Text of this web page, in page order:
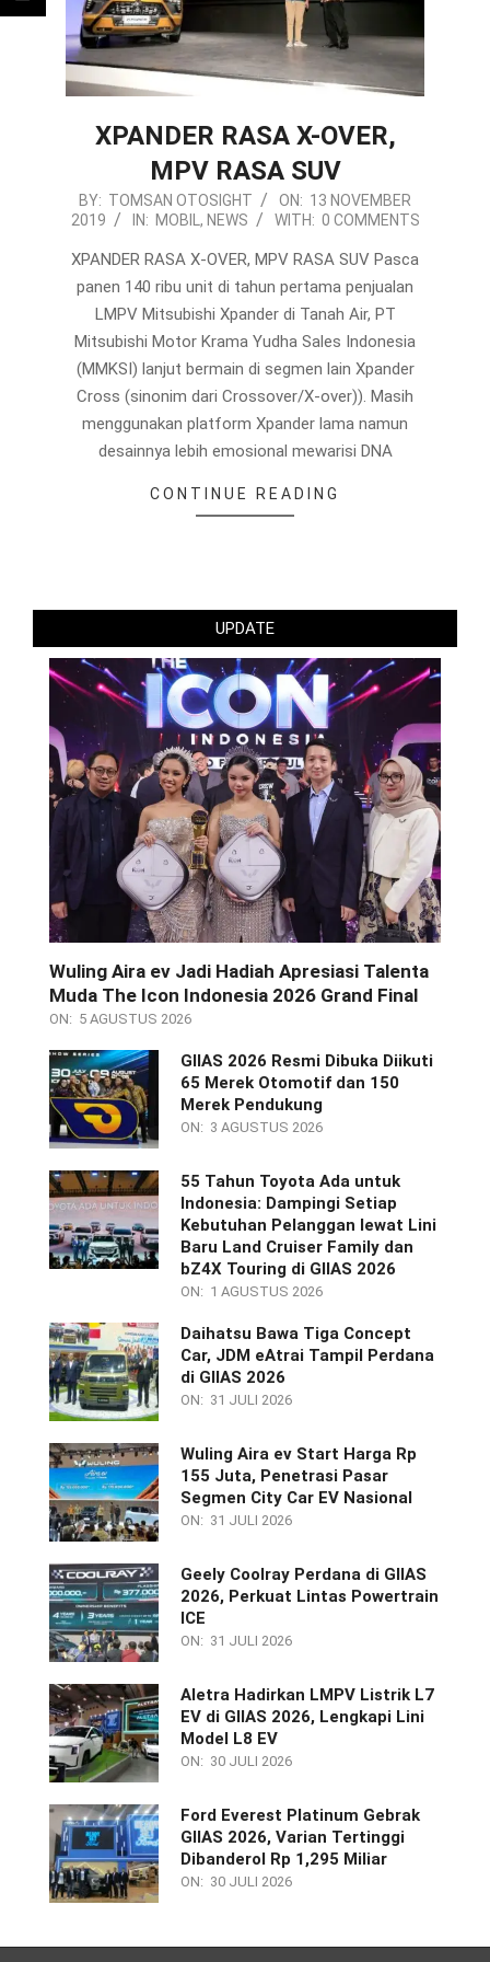
XPANDER RASA X-OVER,
MPV RASA SUV
2019-
11-
13
BY: TOMSAN OTOSIGHT ON: 13 NOVEMBER
2019
IN: MOBIL , NEWS WITH: 0 COMMENTS
XPANDER RASA X-OVER, MPV RASA SUV Pasca
panen 140 ribu unit di tahun pertama penjualan
LMPV Mitsubishi Xpander di Tanah Air, PT
Mitsubishi Motor Krama Yudha Sales Indonesia
(MMKSI) lanjut bermain di segmen lain Xpander
Cross (sinonim dari Crossover/X-over)). Masih
menggunakan platform Xpander lama namun
desainnya lebih emosional mewarisi DNA
CONTINUE READING
UPDATE
Wuling Aira ev Jadi Hadiah Apresiasi Talenta
Muda The Icon Indonesia 2026 Grand Final
ON: 5 AGUSTUS 2026
GIIAS 2026 Resmi Dibuka Diikuti
65 Merek Otomotif dan 150
Merek Pendukung
ON: 3 AGUSTUS 2026
55 Tahun Toyota Ada untuk
Indonesia: Dampingi Setiap
Kebutuhan Pelanggan lewat Lini
Baru Land Cruiser Family dan
bZ4X Touring di GIIAS 2026
ON: 1 AGUSTUS 2026
Daihatsu Bawa Tiga Concept
Car, JDM eAtrai Tampil Perdana
di GIIAS 2026
ON: 31 JULI 2026
Wuling Aira ev Start Harga Rp
155 Juta, Penetrasi Pasar
Segmen City Car EV Nasional
ON: 31 JULI 2026
Geely Coolray Perdana di GIIAS
2026, Perkuat Lintas Powertrain
ICE
ON: 31 JULI 2026
Aletra Hadirkan LMPV Listrik L7
EV di GIIAS 2026, Lengkapi Lini
Model L8 EV
ON: 30 JULI 2026
Ford Everest Platinum Gebrak
GIIAS 2026, Varian Tertinggi
Dibanderol Rp 1,295 Miliar
ON: 30 JULI 2026